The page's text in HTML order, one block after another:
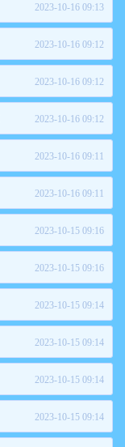
2023-10-16 09:13
2023-10-16 09:12
2023-10-16 09:12
2023-10-16 09:12
2023-10-16 09:11
2023-10-16 09:11
2023-10-15 09:16
2023-10-15 09:16
2023-10-15 09:14
2023-10-15 09:14
2023-10-15 09:14
2023-10-15 09:14